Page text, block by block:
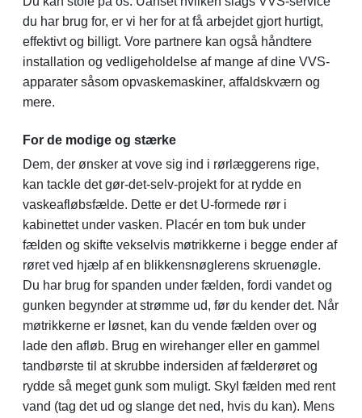
du har brug for, er vi her for at få arbejdet gjort hurtigt,
effektivt og billigt. Vore partnere kan også håndtere
installation og vedligeholdelse af mange af dine VVS-
apparater såsom opvaskemaskiner, affaldskværn og
mere.
For de modige og stærke
Dem, der ønsker at vove sig ind i rørlæggerens rige,
kan tackle det gør-det-selv-projekt for at rydde en
vaskeafløbsfælde. Dette er det U-formede rør i
kabinettet under vasken. Placér en tom buk under
fælden og skifte vekselvis møtrikkerne i begge ender af
røret ved hjælp af en blikkensnøglerens skruenøgle.
Du har brug for spanden under fælden, fordi vandet og
gunken begynder at strømme ud, før du kender det. Når
møtrikkerne er løsnet, kan du vende fælden over og
lade den afløb. Brug en wirehanger eller en gammel
tandbørste til at skrubbe indersiden af ​​fælderøret og
rydde så meget gunk som muligt. Skyl fælden med rent
vand (tag det ud og slange det ned, hvis du kan). Mens